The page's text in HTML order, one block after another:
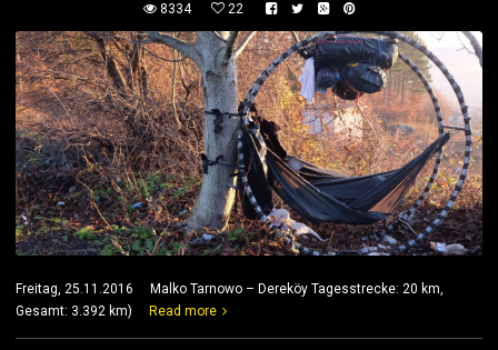
8334 22
Freitag, 25.11.2016 Malko Tarnowo – Dereköy Tagesstrecke: 20 km,
Gesamt: 3.392 km)
Read more